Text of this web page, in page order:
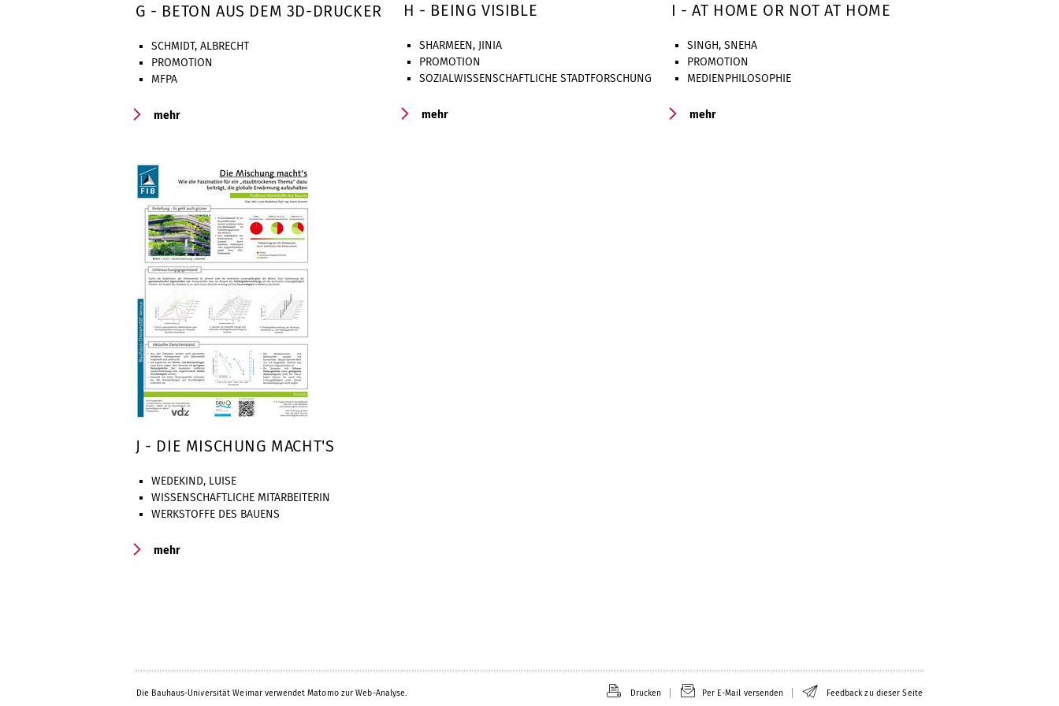
G - BETON AUS DEM 3D-DRUCKER
SCHMIDT, ALBRECHT
PROMOTION
MFPA
mehr
H - BEING VISIBLE
SHARMEEN, JINIA
PROMOTION
SOZIALWISSENSCHAFTLICHE STADTFORSCHUNG
mehr
I - AT HOME OR NOT AT HOME
SINGH, SNEHA
PROMOTION
MEDIENPHILOSOPHIE
mehr
J - DIE MISCHUNG MACHT'S
WEDEKIND, LUISE
WISSENSCHAFTLICHE MITARBEITERIN
WERKSTOFFE DES BAUENS
mehr
Die Bauhaus-Universität Weimar verwendet Matomo zur Web-Analyse. Drucken Per E-Mail versenden Feedback zu dieser Seite